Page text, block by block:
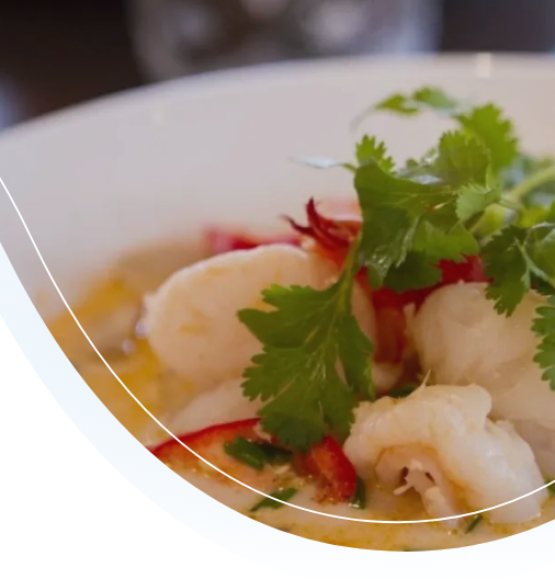
curry’s, frisse salades en Toek’s verrassende specials – allemaal